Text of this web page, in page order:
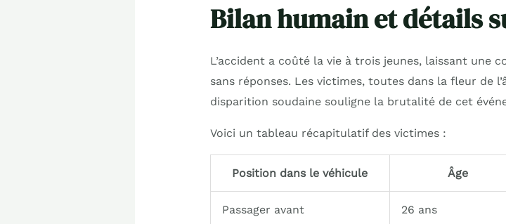
Bilan humain et détails
L’accident a coûté la vie à trois jeunes, laissant une
sans réponses. Les victimes, toutes dans la fleur de
disparition soudaine souligne la brutalité de cet
Voici un tableau récapitulatif des victimes :
Position dans le véhicule Âge
Passager avant 26 ans